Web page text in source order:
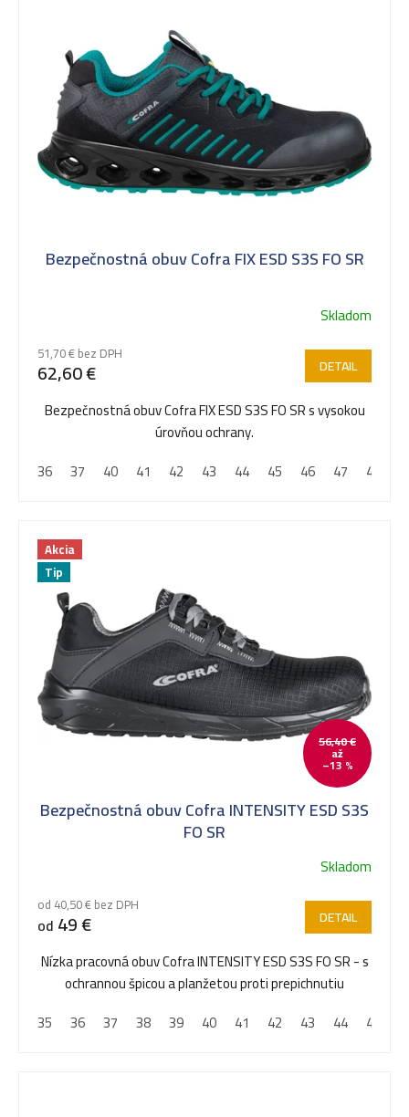
Bezpečnostná obuv Cofra FIX ESD S3S FO SR
Skladom
51,70 € bez DPH
62,60 € DETAIL
Bezpečnostná obuv Cofra FIX ESD S3S FO SR s vysokou
úrovňou ochrany.
36
37 40 41 42 43 44 45 46 47 48
Akcia
Tip
56,40 €
až
–13 %
Bezpečnostná obuv Cofra INTENSITY ESD S3S
FO SR
Skladom
od 40,50 € bez DPH
od 49 € DETAIL
Nízka pracovná obuv Cofra INTENSITY ESD S3S FO SR - s
ochrannou špicou a planžetou proti prepichnutiu
35
36 37 38 39 40 41 42 43 44 45